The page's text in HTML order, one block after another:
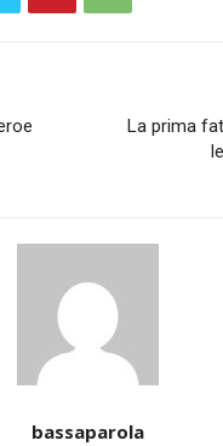
La prima
bassaparola